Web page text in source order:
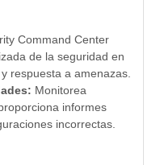
Command Center
de la seguridad en
respuesta a amenazas.
Monitorea
informes
incorrectas.